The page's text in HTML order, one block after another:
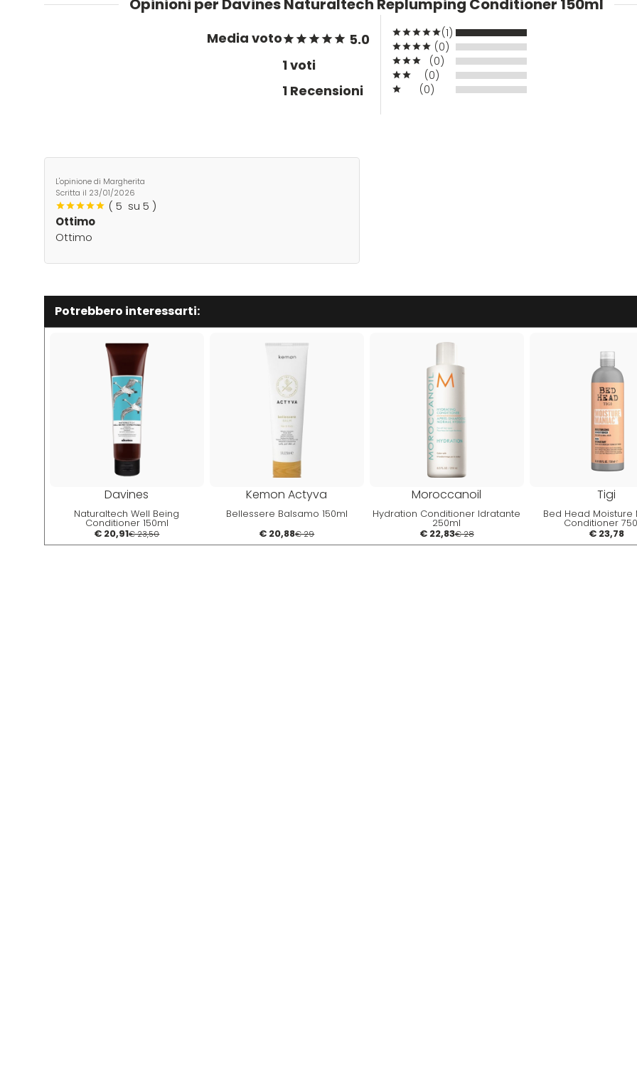
Opinioni per Davines Naturaltech Replumping Conditioner 150ml
Media voto
5.0
1 voti
1 Recensioni
(1)
(0)
(0)
(0)
(0)
L'opinione di Margherita
Scritta il 23/01/2026
( 5 su 5 )
Ottimo
Ottimo
Potrebbero interessarti:
Davines
Naturaltech Well Being
Conditioner 150ml
€ 20,91€ 23,50
Kemon Actyva
Bellessere Balsamo 150ml
€ 20,88€ 29
Moroccanoil
Hydration Conditioner Idratante
250ml
€ 22,83€ 28
Tigi
Bed Head Moisture
Conditioner
€ 23,78